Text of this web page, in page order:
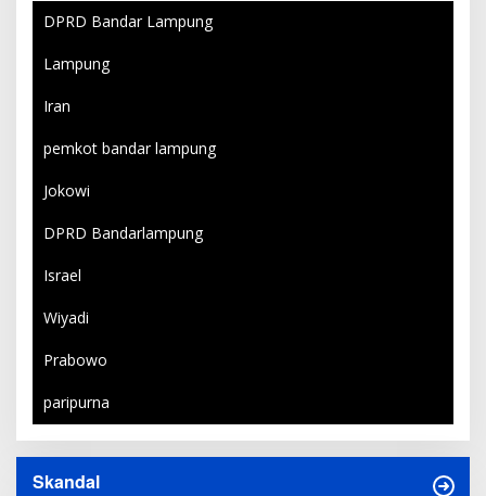
DPRD Bandar Lampung
Lampung
Iran
pemkot bandar lampung
Jokowi
DPRD Bandarlampung
Israel
Wiyadi
Prabowo
paripurna
Skandal